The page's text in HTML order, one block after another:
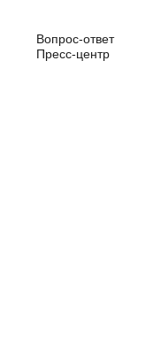
Вопрос-ответ
Пресс-центр